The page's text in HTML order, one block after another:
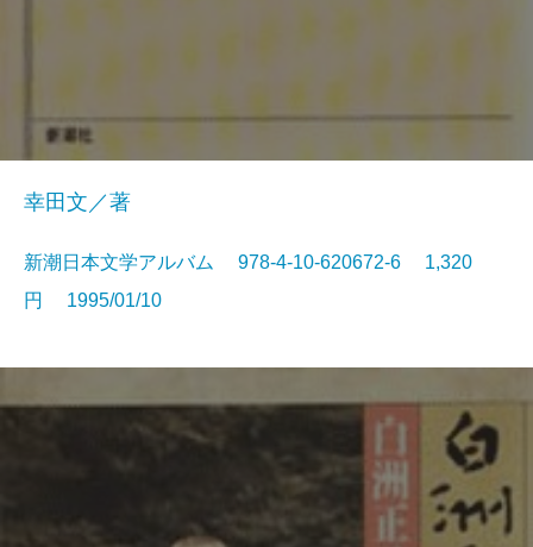
幸田文／著
新潮日本文学アルバム 978-4-10-620672-6 1,320
円 1995/01/10